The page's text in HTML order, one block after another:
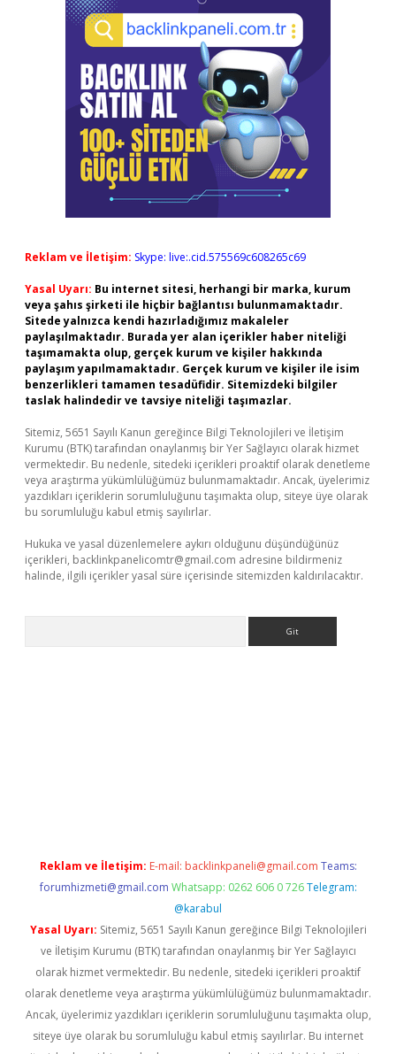
Reklam ve İletişim: Skype: live:.cid.575569c608265c69
Yasal Uyarı: Bu internet sitesi, herhangi bir marka, kurum
veya şahıs şirketi ile hiçbir bağlantısı bulunmamaktadır.
Sitede yalnızca kendi hazırladığımız makaleler
paylaşılmaktadır. Burada yer alan içerikler haber niteliği
taşımamakta olup, gerçek kurum ve kişiler hakkında
paylaşım yapılmamaktadır. Gerçek kurum ve kişiler ile isim
benzerlikleri tamamen tesadüfidir. Sitemizdeki bilgiler
taslak halindedir ve tavsiye niteliği taşımazlar.
Sitemiz, 5651 Sayılı Kanun gereğince Bilgi Teknolojileri ve İletişim
Kurumu (BTK) tarafından onaylanmış bir Yer Sağlayıcı olarak hizmet
vermektedir. Bu nedenle, sitedeki içerikleri proaktif olarak denetleme
veya araştırma yükümlülüğümüz bulunmamaktadır. Ancak, üyelerimiz
yazdıkları içeriklerin sorumluluğunu taşımakta olup, siteye üye olarak
bu sorumluluğu kabul etmiş sayılırlar.
Hukuka ve yasal düzenlemelere aykırı olduğunu düşündüğünüz
içerikleri, backlinkpanelicomtr@gmail.com adresine bildirmeniz
halinde, ilgili içerikler yasal süre içerisinde sitemizden kaldırılacaktır.
Reklam ve İletişim: E-mail: backlinkpaneli@gmail.com Teams:
forumhizmeti@gmail.com Whatsapp: 0262 606 0 726 Telegram:
@karabul
Yasal Uyarı: Sitemiz, 5651 Sayılı Kanun gereğince Bilgi Teknolojileri
ve İletişim Kurumu (BTK) tarafından onaylanmış bir Yer Sağlayıcı
olarak hizmet vermektedir. Bu nedenle, sitedeki içerikleri proaktif
olarak denetleme veya araştırma yükümlülüğümüz bulunmamaktadır.
Ancak, üyelerimiz yazdıkları içeriklerin sorumluluğunu taşımakta olup,
siteye üye olarak bu sorumluluğu kabul etmiş sayılırlar. Bu internet